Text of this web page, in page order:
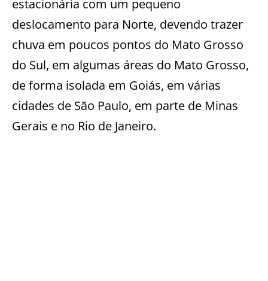
estacionária com um pequeno
deslocamento para Norte, devendo trazer
chuva em poucos pontos do Mato Grosso
do Sul, em algumas áreas do Mato Grosso,
de forma isolada em Goiás, em várias
cidades de São Paulo, em parte de Minas
Gerais e no Rio de Janeiro.